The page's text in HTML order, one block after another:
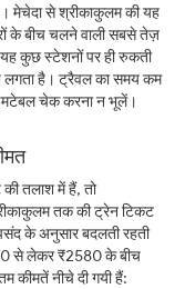
मेचेदा से श्रीकाकुलम की यह
के बीच चलने वाली सबसे तेज़
कुछ स्टेशनों पर ही रुकती
है। ट्रैवल का समय कम
चेक करना न भूलें।
तलाश में हैं, तो
तक की ट्रेन टिकट
के अनुसार बदलती रहती
से लेकर ₹2580 के बीच
कीमतें नीचे दी गयी हैं: